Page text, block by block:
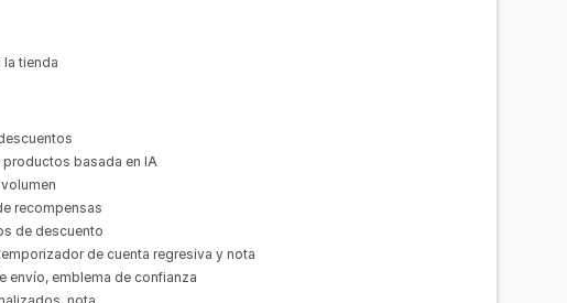
un clic
Paquetes
de conversión
Sugerencias de optimización
tienda
basada en IA
recompensas
de descuento
de cuenta regresiva y nota
envío, emblema de confianza